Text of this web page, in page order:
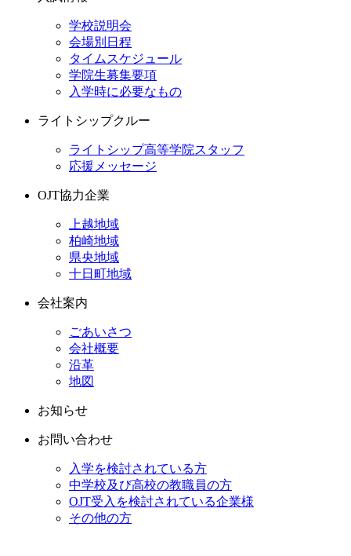
学校説明会
会場別日程
タイムスケジュール
学院生募集要項
入学時に必要なもの
ライトシップクルー
ライトシップ高等学院スタッフ
応援メッセージ
OJT協力企業
上越地域
柏崎地域
県央地域
十日町地域
会社案内
ごあいさつ
会社概要
沿革
地図
お知らせ
お問い合わせ
入学を検討されている方
中学校及び高校の教職員の方
OJT受入を検討されている企業様
その他の方